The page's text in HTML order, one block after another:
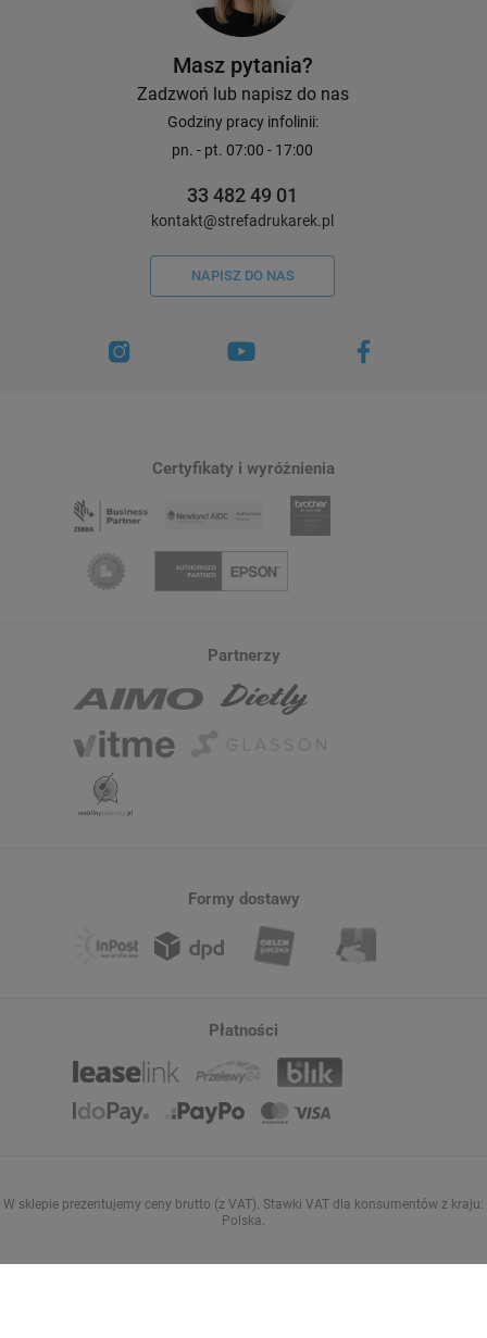
Masz pytania?
Zadzwoń lub napisz do nas
Godziny pracy infolinii:
pn. - pt. 07:00 - 17:00
33 482 49 01
kontakt@strefadrukarek.pl
NAPISZ DO NAS
Certyfikaty i wyróżnienia
Partnerzy
Formy dostawy
Płatności
W sklepie prezentujemy ceny brutto (z VAT). Stawki VAT dla konsumentów z kraju:
Polska.